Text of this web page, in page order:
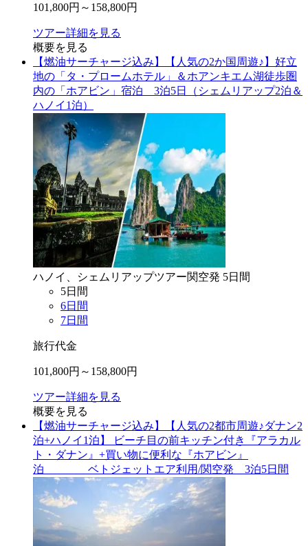
101,800円～ 158,800円
ツアー詳細を見る
概要を見る
【燃油サーチャージ込み】【人気の2か国周遊♪】好立
地の「タ・プロームホテル」＆ホアンキエム湖徒歩圏
内の「ホアビン」宿泊 3泊5日（シェムリアップ2泊＆
ハノイ1泊）
ハノイ、シェムリアップツアー関空発 5日間
5日間
6日間
7日間
旅行代金
101,800円～ 158,800円
ツアー詳細を見る
概要を見る
【燃油サーチャージ込み】【人気の2都市周遊♪ダナン2
泊+ハノイ1泊】 ビーチ目の前キッチン付き『アラカル
ト・ダナン』+買い物に便利な『ホアビン』
泊 ベトジェットエア利用/関空発 3泊5日間